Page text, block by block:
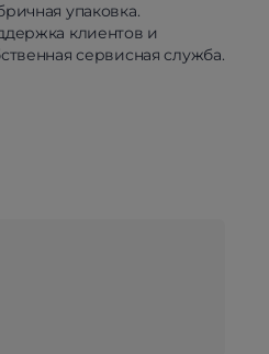
упаковка.
клиентов и
сервисная служба.